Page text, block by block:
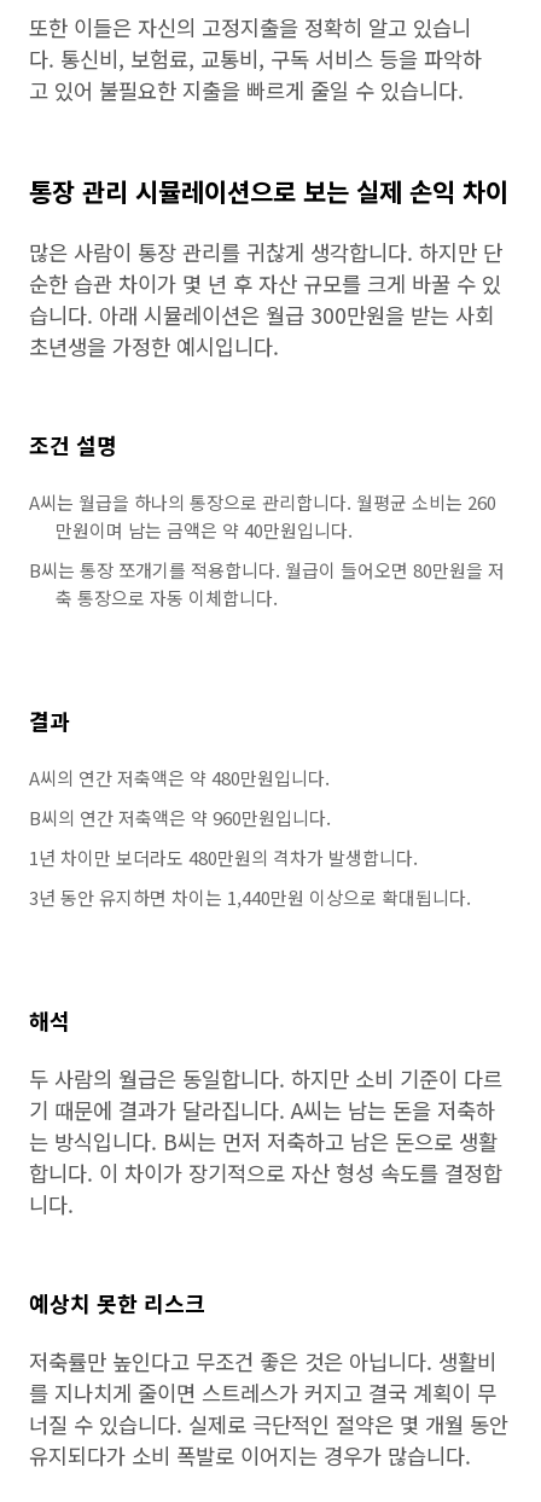
또한 이들은 자신의 고정지출을 정확히 알고 있습니
다. 통신비, 보험료, 교통비, 구독 서비스 등을 파악하
고 있어 불필요한 지출을 빠르게 줄일 수 있습니다.
통장 관리 시뮬레이션으로 보는 실제 손익 차이
많은 사람이 통장 관리를 귀찮게 생각합니다. 하지만 단
순한 습관 차이가 몇 년 후 자산 규모를 크게 바꿀 수 있
습니다. 아래 시뮬레이션은 월급 300만원을 받는 사회
초년생을 가정한 예시입니다.
조건 설명
A씨는 월급을 하나의 통장으로 관리합니다. 월평균 소비는 260
만원이며 남는 금액은 약 40만원입니다.
B씨는 통장 쪼개기를 적용합니다. 월급이 들어오면 80만원을 저
축 통장으로 자동 이체합니다.
결과
A씨의 연간 저축액은 약 480만원입니다.
B씨의 연간 저축액은 약 960만원입니다.
1년 차이만 보더라도 480만원의 격차가 발생합니다.
3년 동안 유지하면 차이는 1,440만원 이상으로 확대됩니다.
해석
두 사람의 월급은 동일합니다. 하지만 소비 기준이 다르
기 때문에 결과가 달라집니다. A씨는 남는 돈을 저축하
는 방식입니다. B씨는 먼저 저축하고 남은 돈으로 생활
합니다. 이 차이가 장기적으로 자산 형성 속도를 결정합
니다.
예상치 못한 리스크
저축률만 높인다고 무조건 좋은 것은 아닙니다. 생활비
를 지나치게 줄이면 스트레스가 커지고 결국 계획이 무
너질 수 있습니다. 실제로 극단적인 절약은 몇 개월 동안
유지되다가 소비 폭발로 이어지는 경우가 많습니다.